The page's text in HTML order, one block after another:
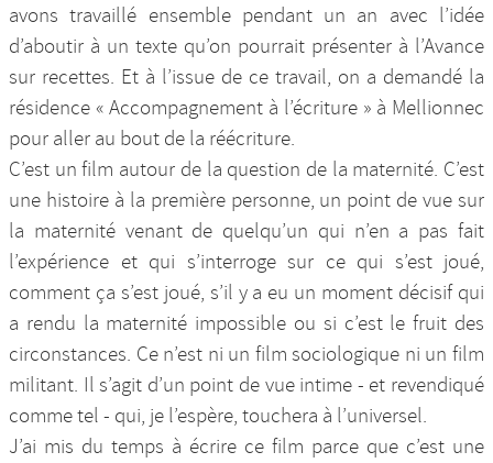
avons travaillé ensemble pendant un an avec l’idée
d’aboutir à un texte qu’on pourrait présenter à l’Avance
sur recettes. Et à l’issue de ce travail, on a demandé la
résidence « Accompagnement à l’écriture » à Mellionnec
pour aller au bout de la réécriture.
C’est un film autour de la question de la maternité. C’est
une histoire à la première personne, un point de vue sur
la maternité venant de quelqu’un qui n’en a pas fait
l’expérience et qui s’interroge sur ce qui s’est joué,
comment ça s’est joué, s’il y a eu un moment décisif qui
a rendu la maternité impossible ou si c’est le fruit des
circonstances. Ce n’est ni un film sociologique ni un film
militant. Il s’agit d’un point de vue intime - et revendiqué
comme tel - qui, je l’espère, touchera à l’universel.
J’ai mis du temps à écrire ce film parce que c’est une